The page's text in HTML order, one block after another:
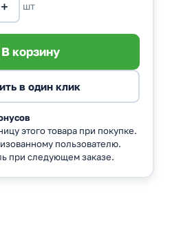
+ шт
этого товара при покупке.
пользователю.
при следующем заказе.